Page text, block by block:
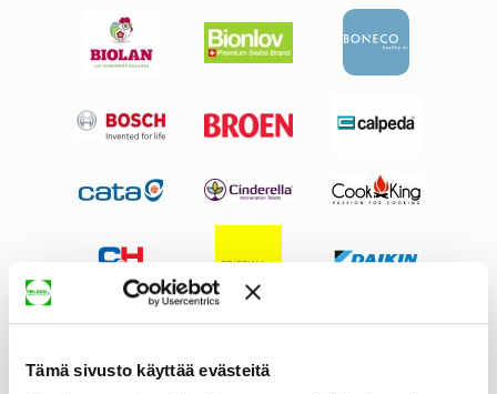
Tämä sivusto käyttää evästeitä